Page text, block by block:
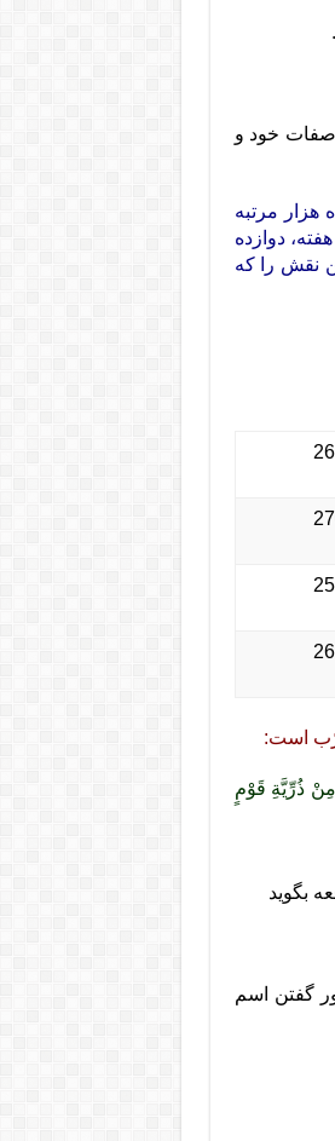
صفات خود و
مرتبه
دوازده
نقش را که
است:
ذُرِّیَّةِ قَوْمٍ
بگوید
گفتن اسم